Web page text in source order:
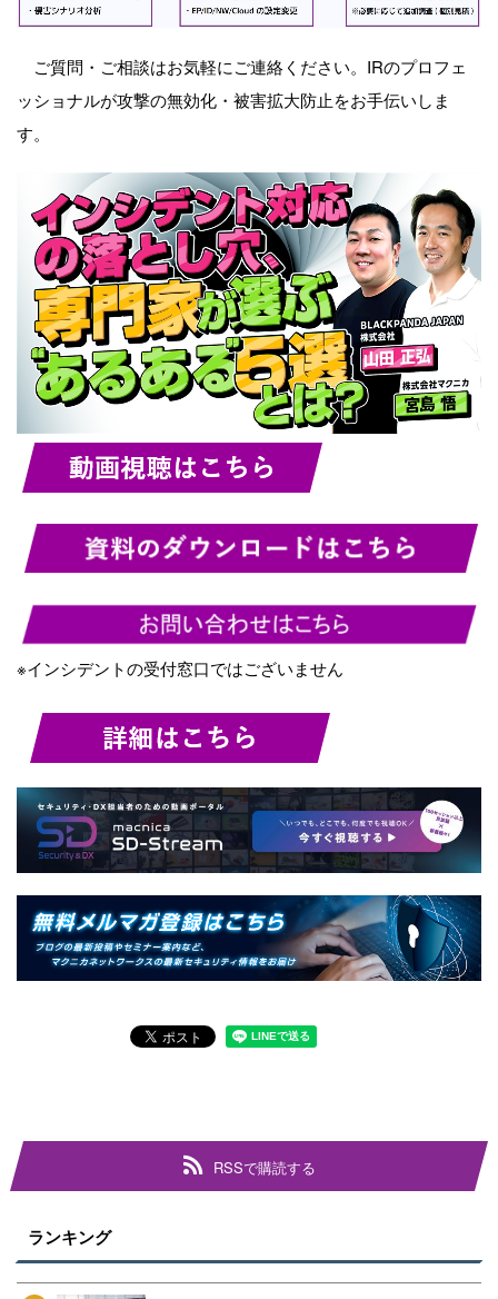
ご質問・ご相談はお気軽にご連絡ください。 IRのプロフェ
ッショナルが攻撃の無効化・被害拡大防止をお手伝いしま
す。
※インシデントの受付窓口ではございません
RSSで購読する
ランキング